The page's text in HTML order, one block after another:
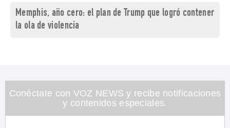
Memphis, año cero: el plan de Trump que logró contener
la ola de violencia
Conéctate con VOZ NEWS y recibe notificaciones
y contenidos especiales.